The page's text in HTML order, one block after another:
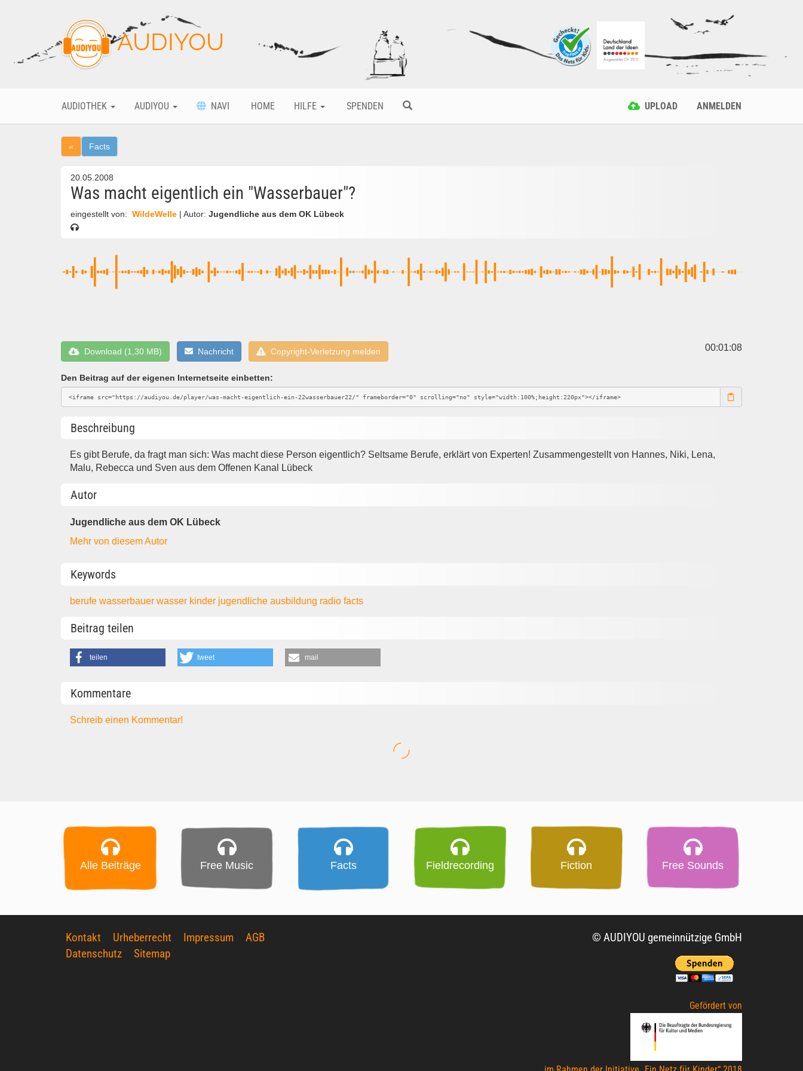
AUDIYOU
AUDIOTHEK AUDIYOU NAVI HOME HILFE SPENDEN UPLOAD ANMELDEN
« Facts
20.05.2008
Was macht eigentlich ein "Wasserbauer"?
eingestellt von: WildeWelle | Autor: Jugendliche aus dem OK Lübeck
Download (1,30 MB) Nachricht Copyright-Verletzung melden 00:01:08
Den Beitrag auf der eigenen Internetseite einbetten:
Beschreibung
Es gibt Berufe, da fragt man sich: Was macht diese Person eigentlich? Seltsame Berufe, erklärt von Experten! Zusammengestellt von Hannes, Niki, Lena,
Malu, Rebecca und Sven aus dem Offenen Kanal Lübeck
Autor
Jugendliche aus dem OK Lübeck
Mehr von diesem Autor
Keywords
berufewasserbauerwasser kinder jugendlicheausbildung radiofacts
Beitrag teilen
teilen tweet mail
Kommentare
Schreib einen Kommentar!
Alle Beiträge Free Music Facts Fieldrecording Fiction Free Sounds
Kontakt Urheberrecht Impressum
AGB
Datenschutz
Sitemap
© AUDIYOU gemeinnützige GmbH
Gefördert von